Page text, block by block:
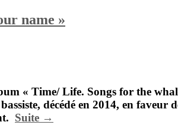
name »
« Time/ Life. Songs for the
décédé en 2014, en
Suite →